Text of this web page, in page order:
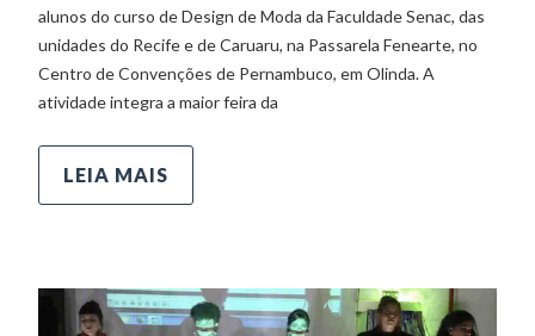
alunos do curso de Design de Moda da Faculdade Senac, das
unidades do Recife e de Caruaru, na Passarela Fenearte, no
Centro de Convenções de Pernambuco, em Olinda. A
atividade integra a maior feira da
LEIA MAIS